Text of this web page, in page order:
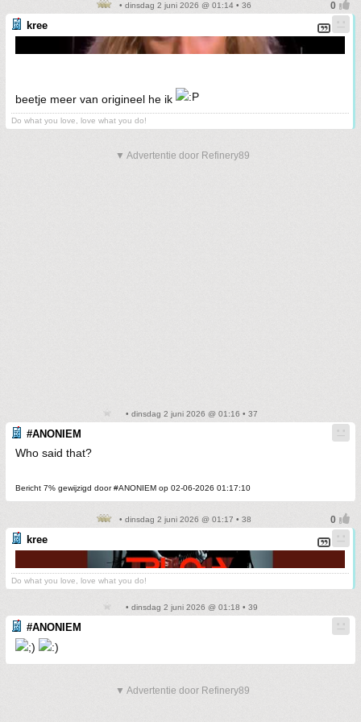
• dinsdag 2 juni 2026 @ 01:14 • 36
kree
beetje meer van origineel he ik
Do what you love, love what you do!
▼ Advertentie door Refinery89
• dinsdag 2 juni 2026 @ 01:16 • 37
#ANONIEM
Who said that?
Bericht 7% gewijzigd door #ANONIEM op 02-06-2026 01:17:10
• dinsdag 2 juni 2026 @ 01:17 • 38
kree
Do what you love, love what you do!
• dinsdag 2 juni 2026 @ 01:18 • 39
#ANONIEM
▼ Advertentie door Refinery89